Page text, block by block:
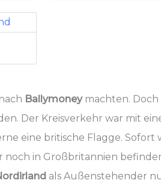
Ballymoneymachten. Doch
Der Kreisverkehr war mit
eine britische Flagge. Sofort
noch in Großbritannien
als Außenstehender